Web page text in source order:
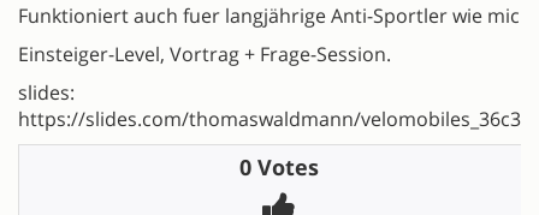
Funktioniert auch fuer langjährige Anti-Sportler wie mich.
Einsteiger-Level, Vortrag + Frage-Session.
slides:
https://slides.com/thomaswaldmann/velomobiles_36c3#/
0 Votes